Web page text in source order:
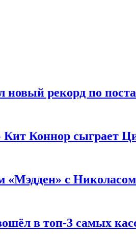
новый рекорд по
Кит Коннор сыграет
с
в топ-3 самых